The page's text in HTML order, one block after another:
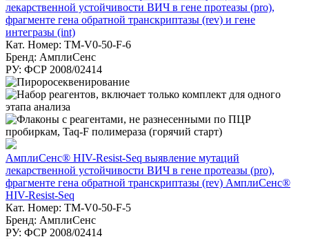
лекарственной устойчивости ВИЧ в гене протеазы (pro),
фрагменте гена обратной транскриптазы (rev) и гене
интегразы (int)
Кат. Номер: TM-V0-50-F-6
Бренд: АмплиСенс
РУ: ФСР 2008/02414
АмплиСенс® HIV-Resist-Seq выявление мутаций
лекарственной устойчивости ВИЧ в гене протеазы (pro),
фрагменте гена обратной транскриптазы (rev) АмплиСенс®
HIV-Resist-Seq
Кат. Номер: TM-V0-50-F-5
Бренд: АмплиСенс
РУ: ФСР 2008/02414